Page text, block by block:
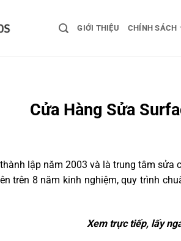
GIỚI THIỆU CHÍNH SÁCH
Cửa Hàng Sửa
lập năm 2003 và là trung tâm sửa
trên 8 năm kinh nghiệm, quy trình
Xem trực tiếp, lấy